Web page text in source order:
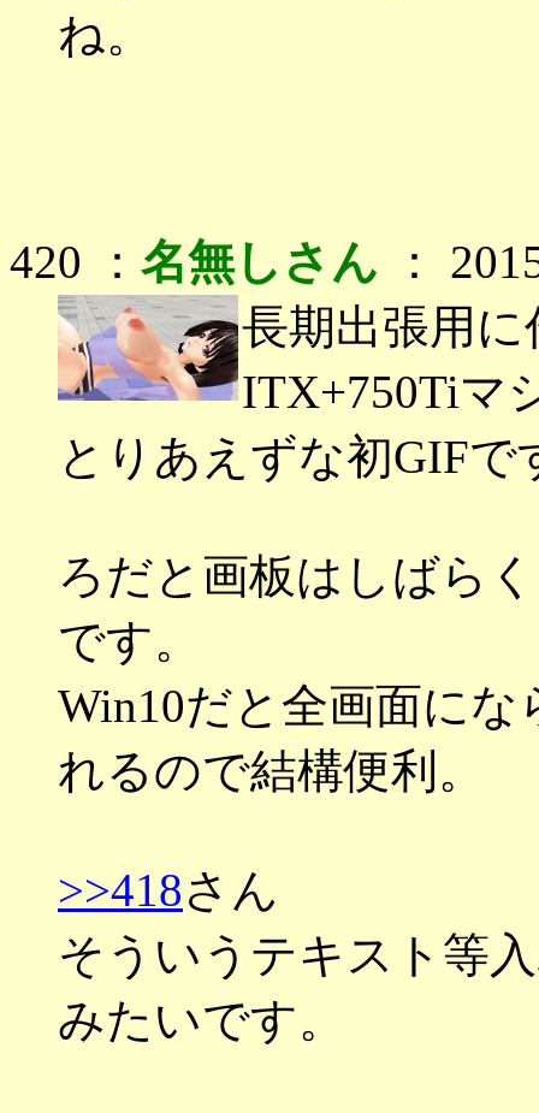
ね。
420 ： 名無しさん ：
長期出張用に
ITX+750Tiマ
とりあえずな初GIFで
ろだと画板はしばら
です。
Win10だと全画面に
れるので結構便利。
>>418さん
そういうテキスト等
みたいです。